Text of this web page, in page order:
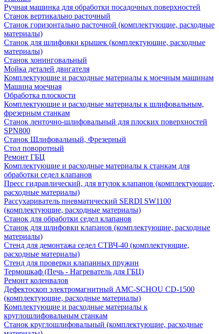
Ручная машинка для обработки посадочных поверхностей
Станок вертикально расточный
Станок горизонтально расточной (комплектующие, расходные
материалы)
Станок для шлифовки крышек (комплектующие, расходные
материалы)
Станок хонинговальный
Мойка деталей двигателя
Комплектующие и расходные материалы к моечным машинам
Машина моечная
Обработка плоскости
Комплектующие и расходные материалы к шлифовальным,
фрезерным станкам
Станок ленточно-шлифовальный для плоских поверхностей
SPN800
Станок Шлифовальный, Фрезерный
Стол поворотный
Ремонт ГБЦ
Комплектующие и расходные материалы к станкам для
обработки седел клапанов
Пресс гидравлический, для втулок клапанов (комплектующие,
расходные материалы)
Рассухариватель пневматический SERDI SW1100
(комплектующие, расходные материалы)
Станок для обработки седел клапанов
Станок для шлифовки клапанов (комплектующие, расходные
материалы)
Стенд для демонтажа седел СТВЧ-40 (комплектующие,
расходные материалы)
Стенд для проверки клапанных пружин
Термошкаф (Печь - Нагреватель для ГБЦ)
Ремонт коленвалов
Дефектоскоп электромагнитный AMC-SCHOU CD-1500
(комплектующие, расходные материалы)
Комплектующие и расходные материалы к
круглошлифовальным станкам
Станок круглошлифовальный (комплектующие, расходные